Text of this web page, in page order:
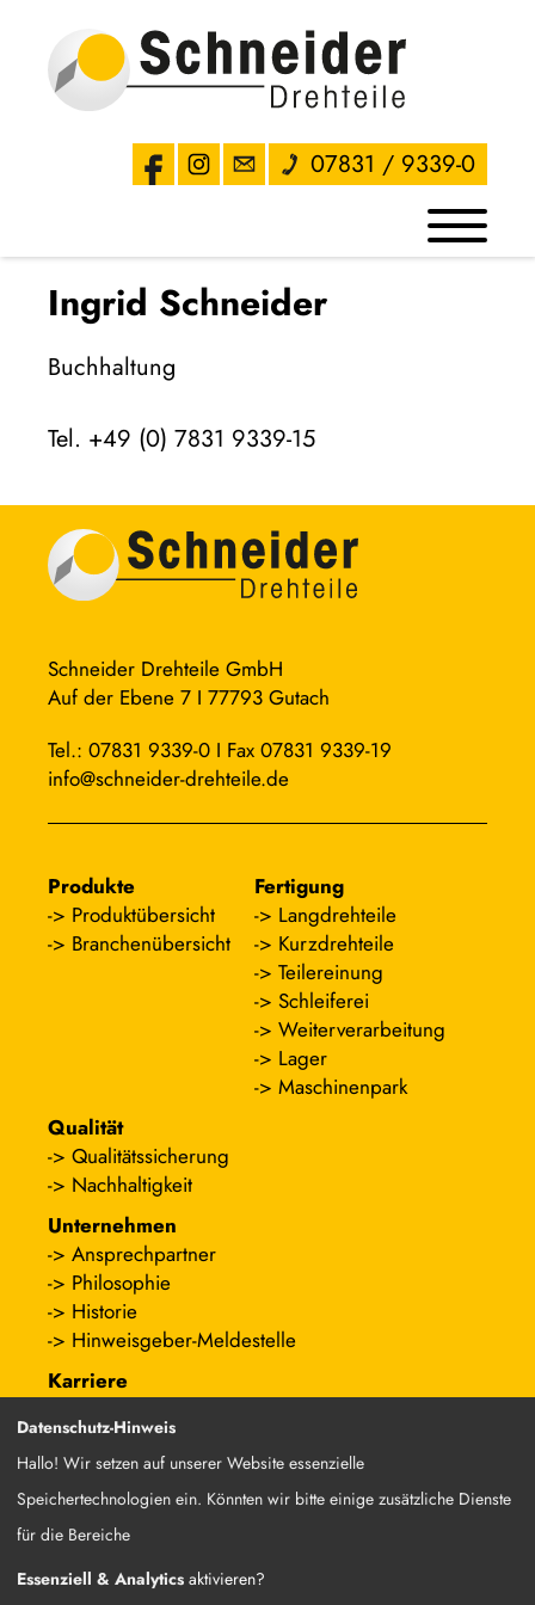
07831 / 9339-0
Ingrid Schneider
Buchhaltung
Tel. +49 (0) 7831 9339-15
Schneider Drehteile GmbH
Auf der Ebene 7 I 77793 Gutach
Tel.: 07831 9339-0 I Fax 07831 9339-19
info@schneider-drehteile.de
Produkte
Produktübersicht
Branchenübersicht
Fertigung
Langdrehteile
Kurzdrehteile
Teilereinung
Schleiferei
Weiterverarbeitung
Lager
Maschinenpark
Qualität
Qualitätssicherung
Nachhaltigkeit
Unternehmen
Ansprechpartner
Philosophie
Historie
Hinweisgeber-Meldestelle
Karriere
Ausbildungsangebote
Impressum
Sitemap
Datenschutz-Einstellungen
Datenschutz-Hinweis
Hallo! Wir setzen auf unserer Website essenzielle
Speichertechnologien ein. Könnten wir bitte einige zusätzliche Dienste
für die Bereiche
Essenziell & Analytics aktivieren?